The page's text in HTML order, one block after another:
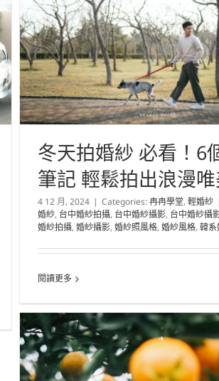
冬天拍婚紗 必看！6
筆記 輕鬆拍出浪漫
4 12 月, 2024 | Categories:冉冉學堂, 輕婚紗
婚紗, 台中婚紗拍攝, 台中婚紗攝影, 台中婚紗攝
婚紗拍攝, 婚紗攝影, 婚紗照風格, 婚紗風格, 韓系
閱讀更多